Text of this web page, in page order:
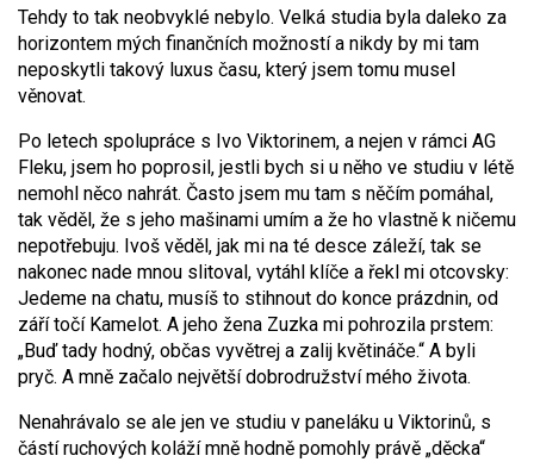
Tehdy to tak neobvyklé nebylo. Velká studia byla daleko za
horizontem mých finančních možností a nikdy by mi tam
neposkytli takový luxus času, který jsem tomu musel
věnovat.
Po letech spolupráce s Ivo Viktorinem, a nejen v rámci AG
Fleku, jsem ho poprosil, jestli bych si u něho ve studiu v létě
nemohl něco nahrát. Často jsem mu tam s něčím pomáhal,
tak věděl, že s jeho mašinami umím a že ho vlastně k ničemu
nepotřebuju. Ivoš věděl, jak mi na té desce záleží, tak se
nakonec nade mnou slitoval, vytáhl klíče a řekl mi otcovsky:
Jedeme na chatu, musíš to stihnout do konce prázdnin, od
září točí Kamelot. A jeho žena Zuzka mi pohrozila prstem:
„Buď tady hodný, občas vyvětrej a zalij květináče.“ A byli
pryč. A mně začalo největší dobrodružství mého života.
Nenahrávalo se ale jen ve studiu v paneláku u Viktorinů, s
částí ruchových koláží mně hodně pomohly právě „děcka“